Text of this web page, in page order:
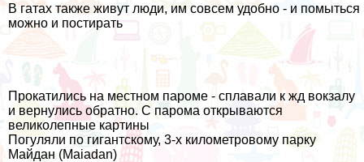
В гатах также живут люди, им совсем удобно - и помыться
можно и постирать
Прокатились на местном пароме - сплавали к жд вокзалу
и вернулись обратно. С парома открываются
великолепные картины
Погуляли по гигантскому, 3-х километровому парку
Майдан (Maiadan)